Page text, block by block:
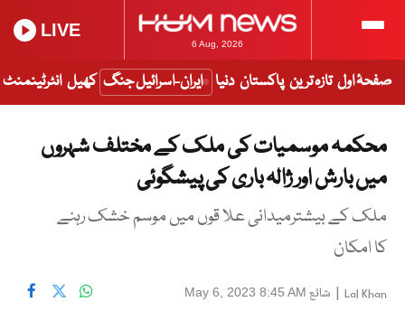
6 Aug, 2026
LIVE
صفحۂ اول تازہ ترین پاکستان دنیا ایران-اسرائیل جنگ کھیل انٹرٹینمنٹ
محکمہ موسمیات کی ملک کے مختلف شہروں
میں بارش اور ژالہ باری کی پیشگوئی
ملک کے بیشترمیدانی علا قوں میں موسم خشک رہنے
کا امکان
Lal Khan
| شائع May 6, 2023 8:45 AM